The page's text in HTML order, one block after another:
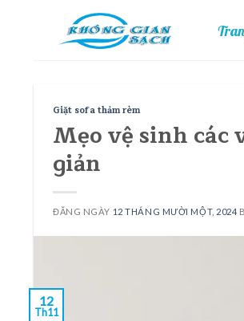
Giặt sofa thảm rèm
Mẹo vệ sinh các
giản
ĐĂNG NGÀY 12 THÁNG MƯỜI MỘT, 2024
12
Th11